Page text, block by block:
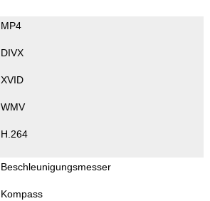
MP4
DIVX
XVID
WMV
H.264
Beschleunigungsmesser
Kompass